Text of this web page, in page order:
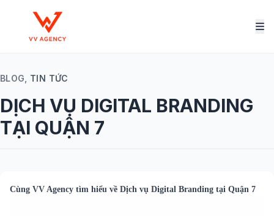
BLOG, TIN TỨC
DỊCH VỤ DIGITAL BRANDING
TẠI QUẬN 7
Cùng VV Agency tìm hiểu về Dịch vụ Digital Branding tại Quận 7